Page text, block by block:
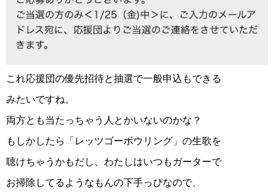
これ応援団の優先招待と抽選で一般申込もできる
みたいですね。
両方とも当たっちゃう人とかいないのかな？
もしかしたら「レッツゴーボウリング」の生歌を
聴けちゃうかもだし、わたしはいつもガーターで
お掃除してるようなもんの下手っぴなので、